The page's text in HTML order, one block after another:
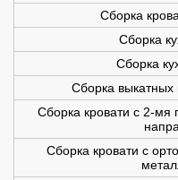
Сборка
Сборка
Сборка
Сборка выкатных
Сборка кровати с 2-
Сборка кровати с